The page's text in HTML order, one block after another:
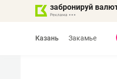
забронируй
Казань Закамье